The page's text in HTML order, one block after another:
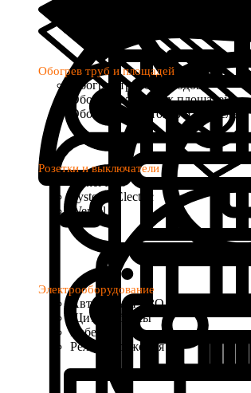
Обогрев труб и площадей
Обогрев трубопроводов
Обогрев открытых площадей
Обогрев водостоков и кровель
Розетки и выключатели
Donel R98
Systeme Electric
Werkel
Электрооборудование
Автоматы и УЗО
Щиты и боксы
Кабель и провод
Реле напряжения